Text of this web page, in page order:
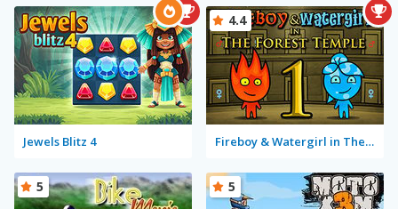
Jewels Blitz 4 Fireboy & Watergirl in The Forest Temple
4.4
5 5